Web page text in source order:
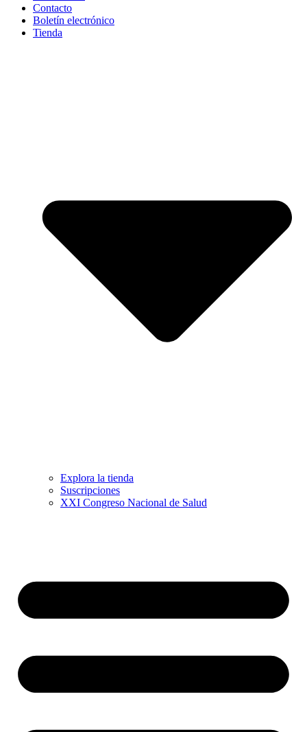
Contacto
Boletín electrónico
Tienda
Explora la tienda
Suscripciones
XXI Congreso Nacional de Salud